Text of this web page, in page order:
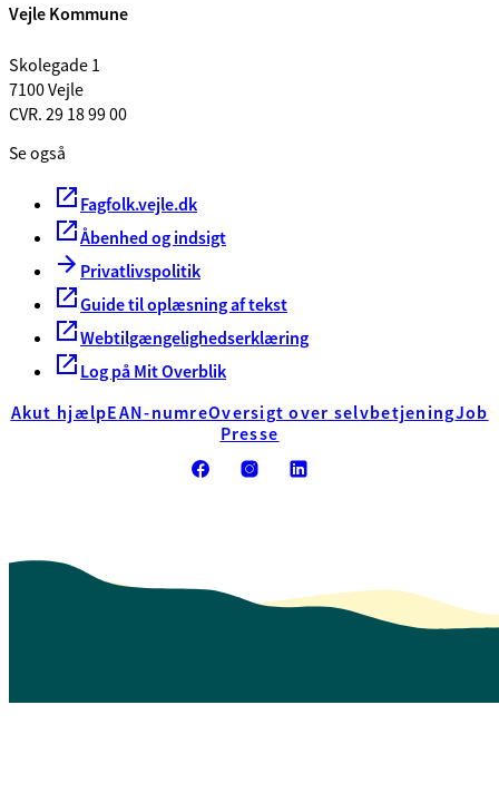
Vejle Kommune
Skolegade 1
7100 Vejle
CVR. 29 18 99 00
Se også
Fagfolk.vejle.dk
Åbenhed og indsigt
Privatlivspolitik
Guide til oplæsning af tekst
Webtilgængelighedserklæring
Log på Mit Overblik
Akut hjælpEAN-numreOversigt over selvbetjeningJob
Presse